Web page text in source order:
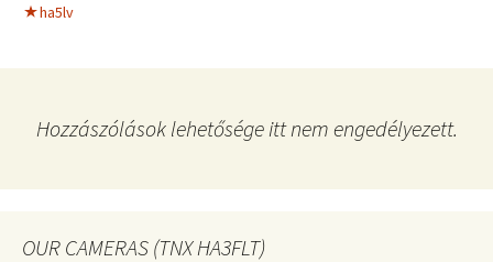
ha5lv
Hozzászólások lehetősége itt nem engedélyezett.
OUR CAMERAS (TNX HA3FLT)